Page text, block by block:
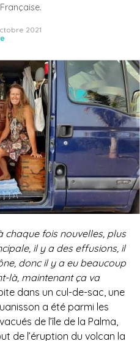
2021
chaque fois nouvelles, plus
il y a des effusions, il
donc il y a eu beaucoup
là, maintenant ça va
dans un cul-de-sac, une
a été parmi les
de l’île de la Palma,
de l’éruption du volcan la